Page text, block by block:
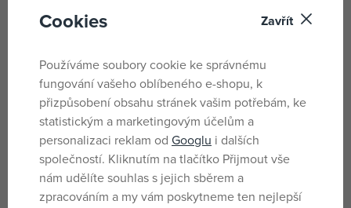
Rozměry vysokozdvižného vozíku: 7 x 14 x 11 cm (DxŠxV)
Parametry
Pohlaví Pro holky i kluky
Barva Vícebarevné
Cookies Zavřít
Používáme soubory cookie ke správnému
fungování vašeho oblíbeného e-shopu, k
přizpůsobení obsahu stránek vašim potřebám, ke
statistickým a marketingovým účelům a
personalizaci reklam od Googlu i dalších
společností. Kliknutím na tlačítko Přijmout vše
nám udělíte souhlas s jejich sběrem a
zpracováním a my vám poskytneme ten nejlepší